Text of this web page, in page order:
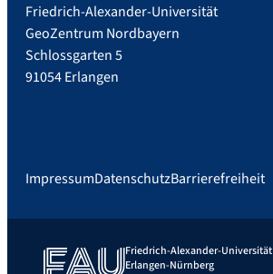
Friedrich-Alexander-Universität
GeoZentrum Nordbayern
Schlossgarten 5
91054 Erlangen
ImpressumDatenschutzBarrierefreiheit
Friedrich-Alexander-Universität
Erlangen-Nürnberg